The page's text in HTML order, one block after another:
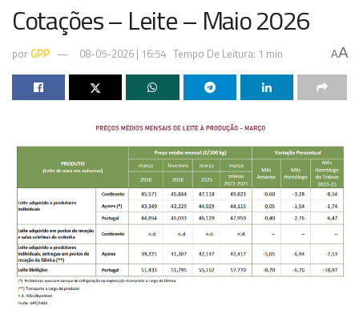
Cotações – Leite – Maio 2026
por GPP 08-05-2026 | 16:54 Tempo De Leitura: 1 min AA